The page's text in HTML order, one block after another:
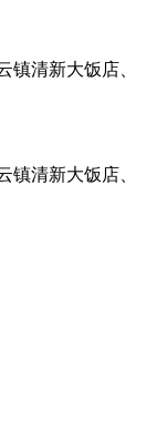
清新大饭店、
清新大饭店、